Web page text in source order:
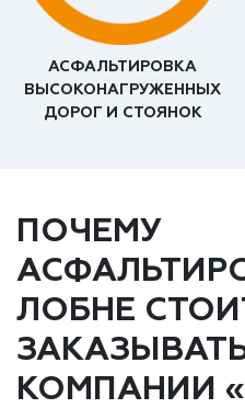
АСФАЛЬТИРОВКА
ВЫСОКОНАГРУЖЕННЫХ
ДОРОГ И СТОЯНОК
ПОЧЕМУ
ЛОБНЕ
КОМПАНИИ